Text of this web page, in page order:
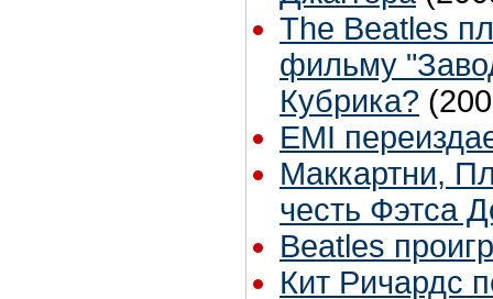
The Beatles
фильму
Кубрика?
EMI
Маккартни,
честь Фэтса
Beatles
Кит Ричардс